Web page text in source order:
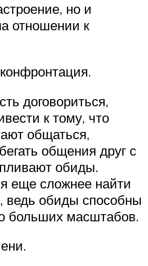
но и
отношении к
договориться,
к тому, что
общаться,
общения друг с
обиды.
еще сложнее найти
ведь обиды способны
больших масштабов.